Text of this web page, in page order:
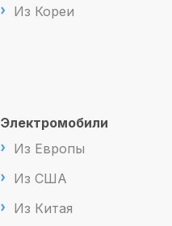
Из Кореи
Электромобили
Из Европы
Из США
Из Китая